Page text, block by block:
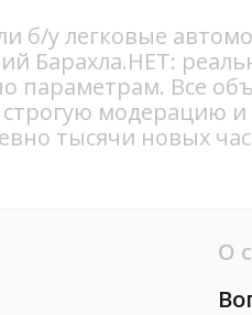
б/у легковые
Барахла.НЕТ:
параметрам. Все
модерацию
тысячи новых
О